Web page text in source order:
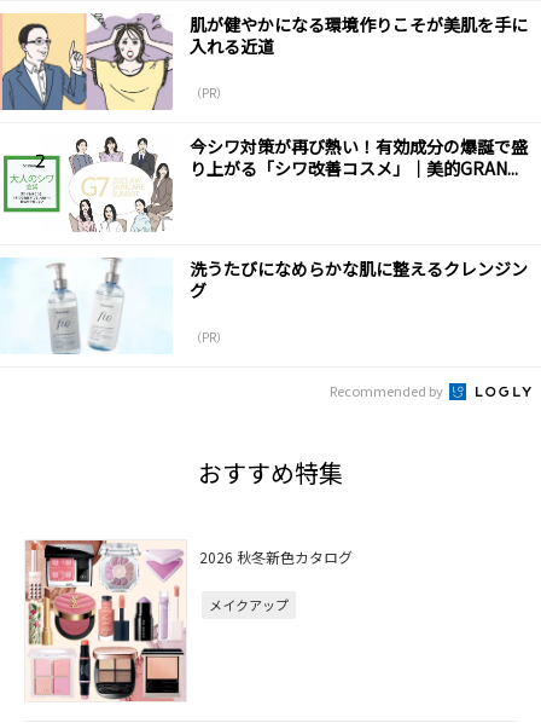
肌が健やかになる環境作りこそが美肌を手に
入れる近道
（PR）
今シワ対策が再び熱い！有効成分の爆誕で盛
り上がる「シワ改善コスメ」｜美的GRAN...
洗うたびになめらかな肌に整えるクレンジン
グ
（PR）
Recommended by
おすすめ特集
2026 秋冬新色カタログ
メイクアップ